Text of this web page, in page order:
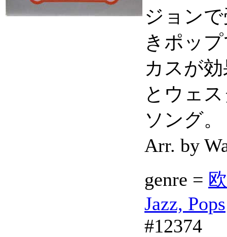
ジョン
きポッ
カスが
とウェ
ソング。
Arr. by
genre =
Jazz, Pops
#12374